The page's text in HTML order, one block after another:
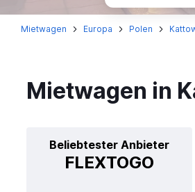
Mietwagen Europa Polen
Mietwagen in
Beliebtester Anbieter
FLEXTOGO